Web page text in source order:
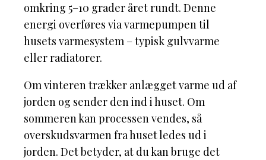
omkring 5–10 grader året rundt. Denne
energi overføres via varmepumpen til
husets varmesystem – typisk gulvvarme
eller radiatorer.
Om vinteren trækker anlægget varme ud af
jorden og sender den ind i huset. Om
sommeren kan processen vendes, så
overskudsvarmen fra huset ledes ud i
jorden. Det betyder, at du kan bruge det